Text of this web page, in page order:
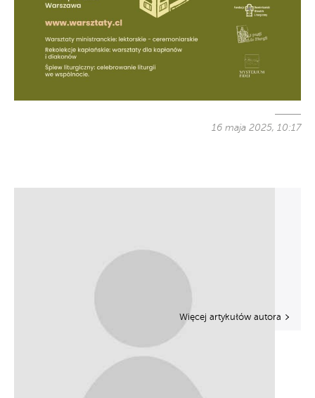
16 maja 2025, 10:17
Więcej artykułów autora